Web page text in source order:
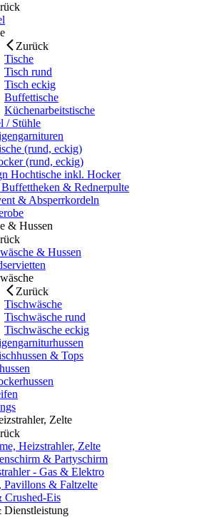
Zurück
Tische
Tisch rund
Tisch eckig
Buffettische
Küchenarbeitstische
/ Stühle
(rund, eckig)
(rund, eckig)
Hochtische inkl. Hocker
& Rednerpulte
& Absperrkordeln
& Hussen
& Hussen
Zurück
Tischwäsche
Tischwäsche rund
Tischwäsche eckig
& Tops
Zelte
Heizstrahler, Zelte
& Partyschirm
- Gas & Elektro
Pavillons & Faltzelte
Eis
Dienstleistung